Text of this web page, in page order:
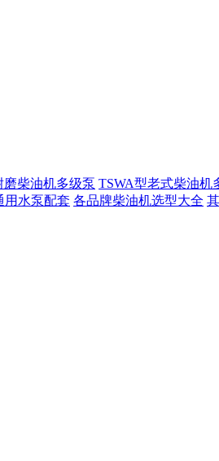
柴油机多级泵 TSWA型老式柴油机
用水泵配套 各品牌柴油机选型大全